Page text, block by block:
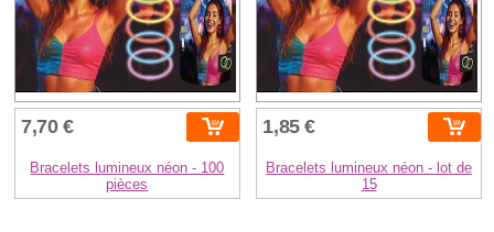
7,70 €
Bracelets lumineux néon - 100
pièces
1,85 €
Bracelets lumineux néon - lot de
15